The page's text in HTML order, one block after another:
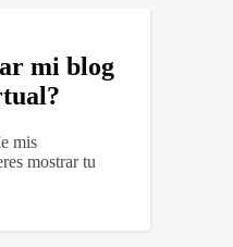
mi blog
mis
mostrar tu